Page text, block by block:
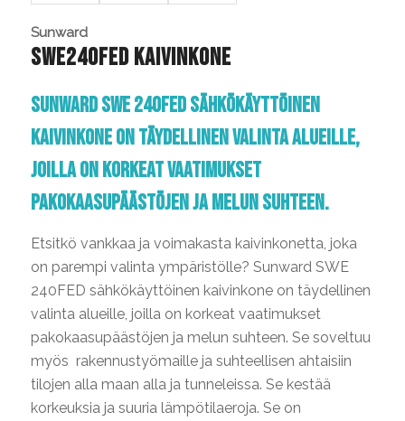
Sunward
SWE240FED KAIVINKONE
Sunward SWE 240FED sähkökäyttöinen
kaivinkone on täydellinen valinta alueille,
joilla on korkeat vaatimukset
pakokaasupäästöjen ja melun suhteen.
Etsitkö vankkaa ja voimakasta kaivinkonetta, joka
on parempi valinta ympäristölle? Sunward SWE
240FED sähkökäyttöinen kaivinkone on täydellinen
valinta alueille, joilla on korkeat vaatimukset
pakokaasupäästöjen ja melun suhteen. Se soveltuu
myös rakennustyömaille ja suhteellisen ahtaisiin
tilojen alla maan alla ja tunneleissa. Se kestää
korkeuksia ja suuria lämpötilaeroja. Se on